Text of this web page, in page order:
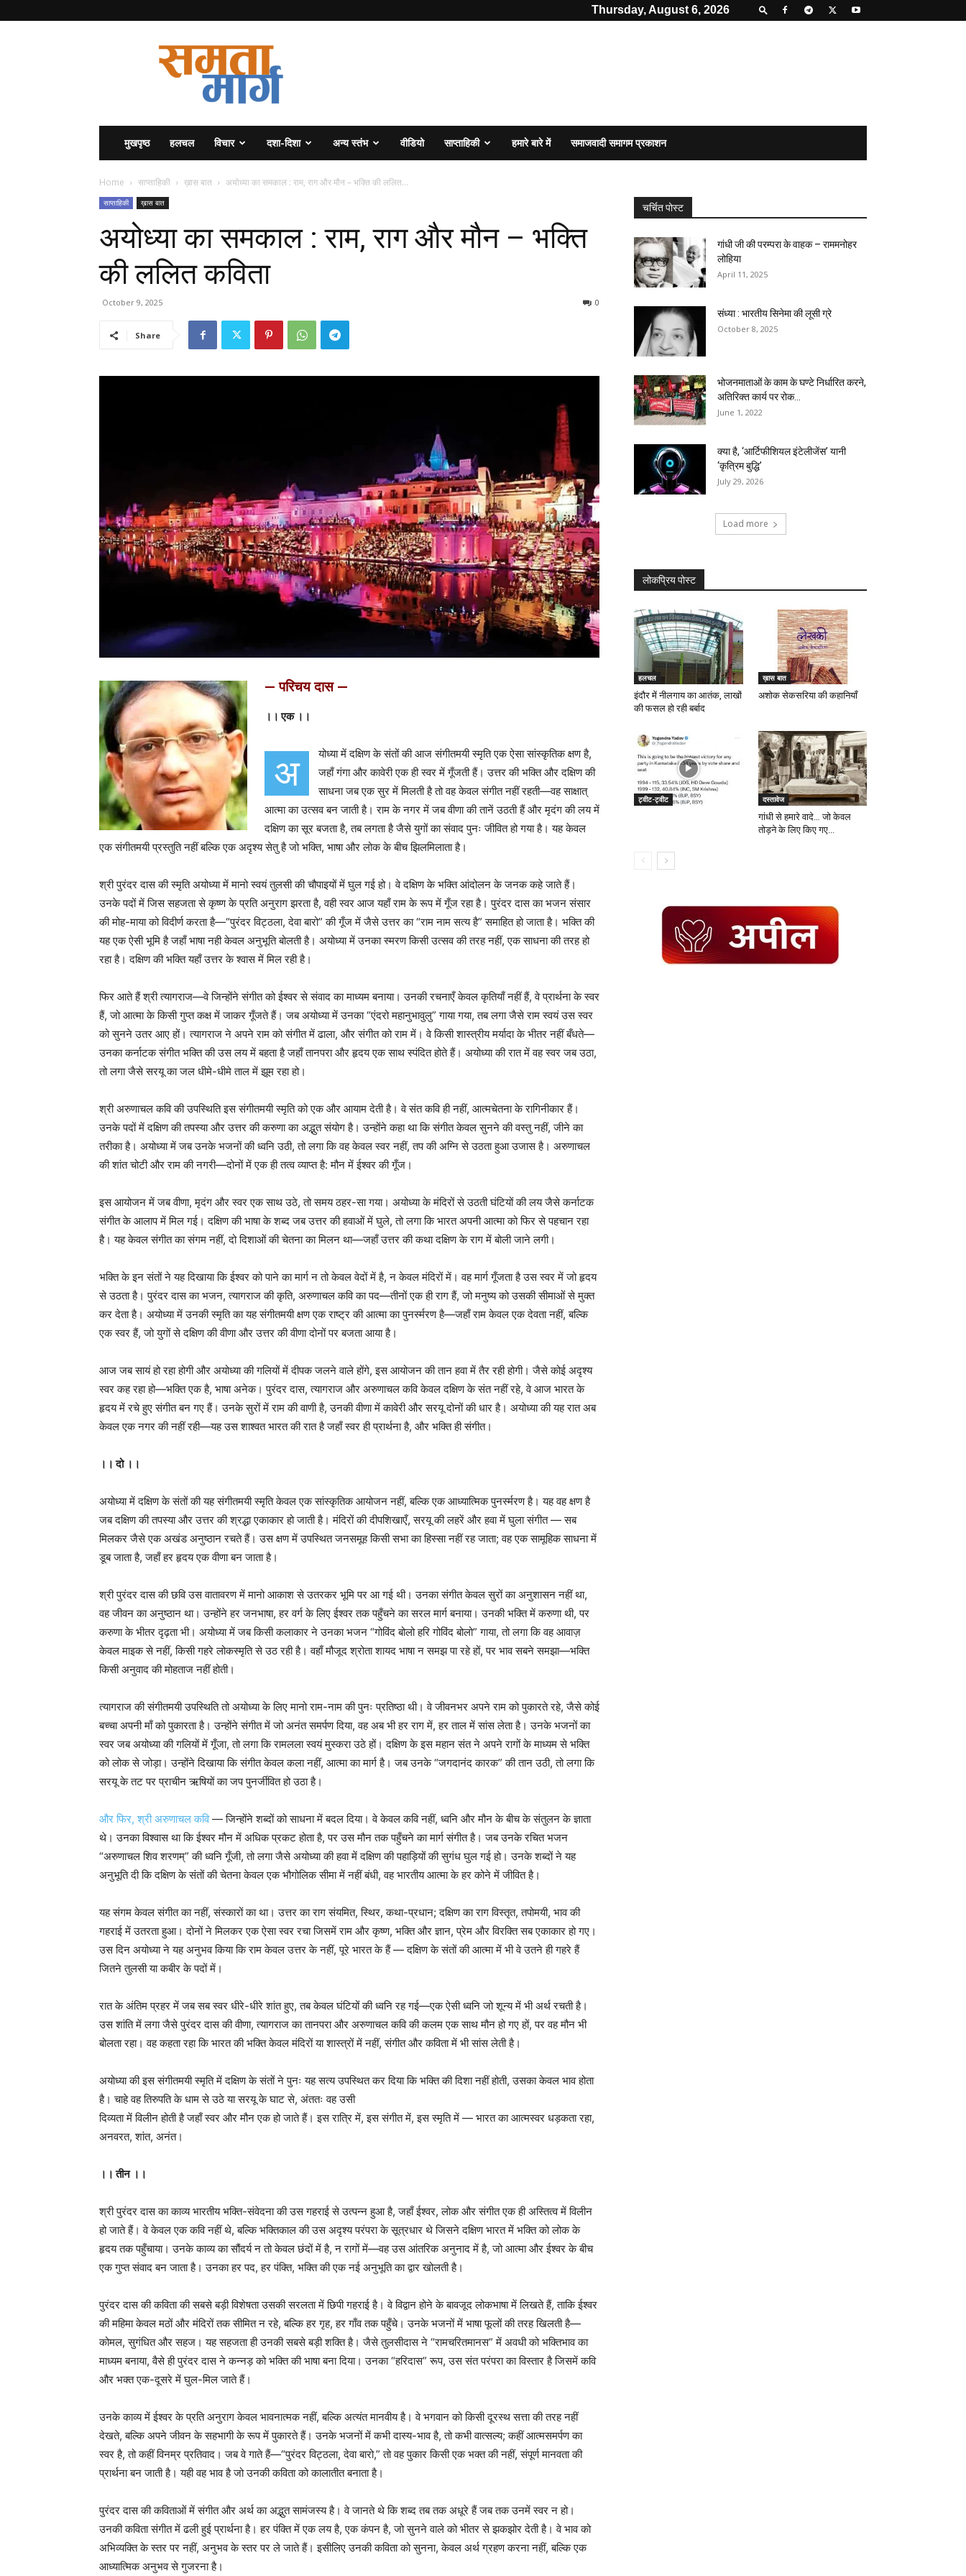
Thursday, August 6, 2026
मुखपृष्ठ हलचल विचार दशा-दिशा अन्य स्तंभ वीडियो साप्ताहिकी हमारे बारे में समाजवादी समागम प्रकाशन
Home साप्ताहिकी ख़ास बात अयोध्या का समकाल : राम, राग और मौन – भक्ति की ललित...
साप्ताहिकी ख़ास बात
अयोध्या का समकाल : राम, राग और मौन – भक्ति
की ललित कविता
October 9, 2025 0
Share
— परिचय दास —
।। एक ।।
अ
योध्या में दक्षिण के संतों की आज संगीतमयी स्मृति एक ऐसा सांस्कृतिक क्षण है,
जहाँ गंगा और कावेरी एक ही स्वर में गूँजती हैं। उत्तर की भक्ति और दक्षिण की
साधना जब एक सुर में मिलती है तो वह केवल संगीत नहीं रहती—वह साक्षात्
आत्मा का उत्सव बन जाती है। राम के नगर में जब वीणा की तानें उठती हैं और मृदंग की लय में
दक्षिण का सूर बजता है, तब लगता है जैसे युगों का संवाद पुनः जीवित हो गया है। यह केवल
एक संगीतमयी प्रस्तुति नहीं बल्कि एक अदृश्य सेतु है जो भक्ति, भाषा और लोक के बीच झिलमिलाता है।
श्री पुरंदर दास की स्मृति अयोध्या में मानो स्वयं तुलसी की चौपाइयों में घुल गई हो। वे दक्षिण के भक्ति आंदोलन के जनक कहे जाते हैं।
उनके पदों में जिस सहजता से कृष्ण के प्रति अनुराग झरता है, वही स्वर आज यहाँ राम के रूप में गूँज रहा है। पुरंदर दास का भजन संसार
की मोह-माया को विदीर्ण करता है—“पुरंदर विट्ठला, देवा बारो” की गूँज में जैसे उत्तर का “राम नाम सत्य है” समाहित हो जाता है। भक्ति की
यह एक ऐसी भूमि है जहाँ भाषा नही केवल अनुभूति बोलती है। अयोध्या में उनका स्मरण किसी उत्सव की तरह नहीं, एक साधना की तरह हो
रहा है। दक्षिण की भक्ति यहाँ उत्तर के श्वास में मिल रही है।
फिर आते हैं श्री त्यागराज—वे जिन्होंने संगीत को ईश्वर से संवाद का माध्यम बनाया। उनकी रचनाएँ केवल कृतियाँ नहीं हैं, वे प्रार्थना के स्वर
हैं, जो आत्मा के किसी गुप्त कक्ष में जाकर गूँजते हैं। जब अयोध्या में उनका “एंदरो महानुभावुलु” गाया गया, तब लगा जैसे राम स्वयं उस स्वर
को सुनने उतर आए हों। त्यागराज ने अपने राम को संगीत में ढाला, और संगीत को राम में। वे किसी शास्त्रीय मर्यादा के भीतर नहीं बँधते—
उनका कर्नाटक संगीत भक्ति की उस लय में बहता है जहाँ तानपरा और हृदय एक साथ स्पंदित होते हैं। अयोध्या की रात में वह स्वर जब उठा,
तो लगा जैसे सरयू का जल धीमे-धीमे ताल में झूम रहा हो।
श्री अरुणाचल कवि की उपस्थिति इस संगीतमयी स्मृति को एक और आयाम देती है। वे संत कवि ही नहीं, आत्मचेतना के रागिनीकार हैं।
उनके पदों में दक्षिण की तपस्या और उत्तर की करुणा का अद्भुत संयोग है। उन्होंने कहा था कि संगीत केवल सुनने की वस्तु नहीं, जीने का
तरीका है। अयोध्या में जब उनके भजनों की ध्वनि उठी, तो लगा कि वह केवल स्वर नहीं, तप की अग्नि से उठता हुआ उजास है। अरुणाचल
की शांत चोटी और राम की नगरी—दोनों में एक ही तत्व व्याप्त है: मौन में ईश्वर की गूँज।
इस आयोजन में जब वीणा, मृदंग और स्वर एक साथ उठे, तो समय ठहर-सा गया। अयोध्या के मंदिरों से उठती घंटियों की लय जैसे कर्नाटक
संगीत के आलाप में मिल गई। दक्षिण की भाषा के शब्द जब उत्तर की हवाओं में घुले, तो लगा कि भारत अपनी आत्मा को फिर से पहचान रहा
है। यह केवल संगीत का संगम नहीं, दो दिशाओं की चेतना का मिलन था—जहाँ उत्तर की कथा दक्षिण के राग में बोली जाने लगी।
भक्ति के इन संतों ने यह दिखाया कि ईश्वर को पाने का मार्ग न तो केवल वेदों में है, न केवल मंदिरों में। वह मार्ग गूँजता है उस स्वर में जो हृदय
से उठता है। पुरंदर दास का भजन, त्यागराज की कृति, अरुणाचल कवि का पद—तीनों एक ही राग हैं, जो मनुष्य को उसकी सीमाओं से मुक्त
कर देता है। अयोध्या में उनकी स्मृति का यह संगीतमयी क्षण एक राष्ट्र की आत्मा का पुनर्स्मरण है—जहाँ राम केवल एक देवता नहीं, बल्कि
एक स्वर हैं, जो युगों से दक्षिण की वीणा और उत्तर की वीणा दोनों पर बजता आया है।
आज जब सायं हो रहा होगी और अयोध्या की गलियों में दीपक जलने वाले होंगे, इस आयोजन की तान हवा में तैर रही होगी। जैसे कोई अदृश्य
स्वर कह रहा हो—भक्ति एक है, भाषा अनेक। पुरंदर दास, त्यागराज और अरुणाचल कवि केवल दक्षिण के संत नहीं रहे, वे आज भारत के
हृदय में रचे हुए संगीत बन गए हैं। उनके सुरों में राम की वाणी है, उनकी वीणा में कावेरी और सरयू दोनों की धार है। अयोध्या की यह रात अब
केवल एक नगर की नहीं रही—यह उस शाश्वत भारत की रात है जहाँ स्वर ही प्रार्थना है, और भक्ति ही संगीत।
।। दो ।।
अयोध्या में दक्षिण के संतों की यह संगीतमयी स्मृति केवल एक सांस्कृतिक आयोजन नहीं, बल्कि एक आध्यात्मिक पुनर्स्मरण है। यह वह क्षण है
जब दक्षिण की तपस्या और उत्तर की श्रद्धा एकाकार हो जाती है। मंदिरों की दीपशिखाएँ, सरयू की लहरें और हवा में घुला संगीत — सब
मिलकर जैसे एक अखंड अनुष्ठान रचते हैं। उस क्षण में उपस्थित जनसमूह किसी सभा का हिस्सा नहीं रह जाता; वह एक सामूहिक साधना में
डूब जाता है, जहाँ हर हृदय एक वीणा बन जाता है।
श्री पुरंदर दास की छवि उस वातावरण में मानो आकाश से उतरकर भूमि पर आ गई थी। उनका संगीत केवल सुरों का अनुशासन नहीं था,
वह जीवन का अनुष्ठान था। उन्होंने हर जनभाषा, हर वर्ग के लिए ईश्वर तक पहुँचने का सरल मार्ग बनाया। उनकी भक्ति में करुणा थी, पर
करुणा के भीतर दृढ़ता भी। अयोध्या में जब किसी कलाकार ने उनका भजन “गोविंद बोलो हरि गोविंद बोलो” गाया, तो लगा कि वह आवाज़
केवल माइक से नहीं, किसी गहरे लोकस्मृति से उठ रही है। वहाँ मौजूद श्रोता शायद भाषा न समझ पा रहे हों, पर भाव सबने समझा—भक्ति
किसी अनुवाद की मोहताज नहीं होती।
त्यागराज की संगीतमयी उपस्थिति तो अयोध्या के लिए मानो राम-नाम की पुनः प्रतिष्ठा थी। वे जीवनभर अपने राम को पुकारते रहे, जैसे कोई
बच्चा अपनी माँ को पुकारता है। उन्होंने संगीत में जो अनंत समर्पण दिया, वह अब भी हर राग में, हर ताल में सांस लेता है। उनके भजनों का
स्वर जब अयोध्या की गलियों में गूँजा, तो लगा कि रामलला स्वयं मुस्करा उठे हों। दक्षिण के इस महान संत ने अपने रागों के माध्यम से भक्ति
को लोक से जोड़ा। उन्होंने दिखाया कि संगीत केवल कला नहीं, आत्मा का मार्ग है। जब उनके “जगदानंद कारक” की तान उठी, तो लगा कि
सरयू के तट पर प्राचीन ऋषियों का जप पुनर्जीवित हो उठा है।
और फिर, श्री अरुणाचल कवि— जिन्होंने शब्दों को साधना में बदल दिया। वे केवल कवि नहीं, ध्वनि और मौन के बीच के संतुलन के ज्ञाता
थे। उनका विश्वास था कि ईश्वर मौन में अधिक प्रकट होता है, पर उस मौन तक पहुँचने का मार्ग संगीत है। जब उनके रचित भजन
“अरुणाचल शिव शरणम्” की ध्वनि गूँजी, तो लगा जैसे अयोध्या की हवा में दक्षिण की पहाड़ियों की सुगंध घुल गई हो। उनके शब्दों ने यह
अनुभूति दी कि दक्षिण के संतों की चेतना केवल एक भौगोलिक सीमा में नहीं बंधी, वह भारतीय आत्मा के हर कोने में जीवित है।
यह संगम केवल संगीत का नहीं, संस्कारों का था। उत्तर का राग संयमित, स्थिर, कथा-प्रधान; दक्षिण का राग विस्तृत, तपोमयी, भाव की
गहराई में उतरता हुआ। दोनों ने मिलकर एक ऐसा स्वर रचा जिसमें राम और कृष्ण, भक्ति और ज्ञान, प्रेम और विरक्ति सब एकाकार हो गए।
उस दिन अयोध्या ने यह अनुभव किया कि राम केवल उत्तर के नहीं, पूरे भारत के हैं — दक्षिण के संतों की आत्मा में भी वे उतने ही गहरे हैं
जितने तुलसी या कबीर के पदों में।
रात के अंतिम प्रहर में जब सब स्वर धीरे-धीरे शांत हुए, तब केवल घंटियों की ध्वनि रह गई—एक ऐसी ध्वनि जो शून्य में भी अर्थ रचती है।
उस शांति में लगा जैसे पुरंदर दास की वीणा, त्यागराज का तानपरा और अरुणाचल कवि की कलम एक साथ मौन हो गए हों, पर वह मौन भी
बोलता रहा। वह कहता रहा कि भारत की भक्ति केवल मंदिरों या शास्त्रों में नहीं, संगीत और कविता में भी सांस लेती है।
अयोध्या की इस संगीतमयी स्मृति में दक्षिण के संतों ने पुनः यह सत्य उपस्थित कर दिया कि भक्ति की दिशा नहीं होती, उसका केवल भाव होता
है। चाहे वह तिरुपति के धाम से उठे या सरयू के घाट से, अंततः वह उसी
दिव्यता में विलीन होती है जहाँ स्वर और मौन एक हो जाते हैं। इस रात्रि में, इस संगीत में, इस स्मृति में — भारत का आत्मस्वर धड़कता रहा,
अनवरत, शांत, अनंत।
।। तीन ।।
श्री पुरंदर दास का काव्य भारतीय भक्ति-संवेदना की उस गहराई से उत्पन्न हुआ है, जहाँ ईश्वर, लोक और संगीत एक ही अस्तित्व में विलीन
हो जाते हैं। वे केवल एक कवि नहीं थे, बल्कि भक्तिकाल की उस अदृश्य परंपरा के सूत्रधार थे जिसने दक्षिण भारत में भक्ति को लोक के
हृदय तक पहुँचाया। उनके काव्य का सौंदर्य न तो केवल छंदों में है, न रागों में—वह उस आंतरिक अनुनाद में है, जो आत्मा और ईश्वर के बीच
एक गुप्त संवाद बन जाता है। उनका हर पद, हर पंक्ति, भक्ति की एक नई अनुभूति का द्वार खोलती है।
पुरंदर दास की कविता की सबसे बड़ी विशेषता उसकी सरलता में छिपी गहराई है। वे विद्वान होने के बावजूद लोकभाषा में लिखते हैं, ताकि ईश्वर
की महिमा केवल मठों और मंदिरों तक सीमित न रहे, बल्कि हर गृह, हर गाँव तक पहुँचे। उनके भजनों में भाषा फूलों की तरह खिलती है—
कोमल, सुगंधित और सहज। यह सहजता ही उनकी सबसे बड़ी शक्ति है। जैसे तुलसीदास ने “रामचरितमानस” में अवधी को भक्तिभाव का
माध्यम बनाया, वैसे ही पुरंदर दास ने कन्नड़ को भक्ति की भाषा बना दिया। उनका “हरिदास” रूप, उस संत परंपरा का विस्तार है जिसमें कवि
और भक्त एक-दूसरे में घुल-मिल जाते हैं।
उनके काव्य में ईश्वर के प्रति अनुराग केवल भावनात्मक नहीं, बल्कि अत्यंत मानवीय है। वे भगवान को किसी दूरस्थ सत्ता की तरह नहीं
देखते, बल्कि अपने जीवन के सहभागी के रूप में पुकारते हैं। उनके भजनों में कभी दास्य-भाव है, तो कभी वात्सल्य; कहीं आत्मसमर्पण का
स्वर है, तो कहीं विनम्र प्रतिवाद। जब वे गाते हैं—“पुरंदर विट्ठला, देवा बारो,” तो वह पुकार किसी एक भक्त की नहीं, संपूर्ण मानवता की
प्रार्थना बन जाती है। यही वह भाव है जो उनकी कविता को कालातीत बनाता है।
पुरंदर दास की कविताओं में संगीत और अर्थ का अद्भुत सामंजस्य है। वे जानते थे कि शब्द तब तक अधूरे हैं जब तक उनमें स्वर न हो।
उनकी कविता संगीत में ढली हुई प्रार्थना है। हर पंक्ति में एक लय है, एक कंपन है, जो सुनने वाले को भीतर से झकझोर देती है। वे भाव को
अभिव्यक्ति के स्तर पर नहीं, अनुभव के स्तर पर ले जाते हैं। इसीलिए उनकी कविता को सुनना, केवल अर्थ ग्रहण करना नहीं, बल्कि एक
आध्यात्मिक अनुभव से गुजरना है।
चर्चित पोस्ट
गांधी जी की परम्परा के वाहक – राममनोहर
लोहिया
April 11, 2025
संध्या : भारतीय सिनेमा की लूसी ग्रे
October 8, 2025
भोजनमाताओं के काम के घण्टे निर्धारित करने,
अतिरिक्त कार्य पर रोक...
June 1, 2022
क्या है, ‘आर्टिफीशियल इंटेलीजेंस’ यानी
‘कृत्रिम बुद्धि’
July 29, 2026
Load more
लोकप्रिय पोस्ट
हलचल
इंदौर में नीलगाय का आतंक, लाखों
की फसल हो रही बर्बाद
ख़ास बात
अशोक सेकसरिया की कहानियाँ
ट्वीट-ट्वीट दस्तावेज
गांधी से हमारे वादे… जो केवल
तोड़ने के लिए किए गए...